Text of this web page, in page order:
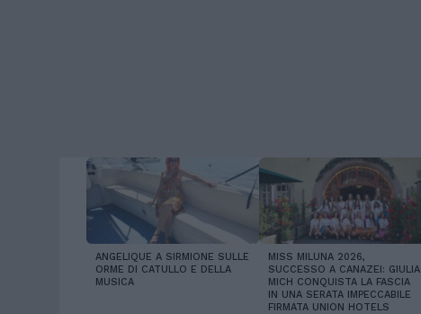
LATEST
ANGELIQUE A SIRMIONE SULLE
ORME DI CATULLO E DELLA
MUSICA
MISS MILUNA 2026,
SUCCESSO A CANAZEI: GIULIA
MICH CONQUISTA LA FASCIA
IN UNA SERATA IMPECCABILE
FIRMATA UNION HOTELS